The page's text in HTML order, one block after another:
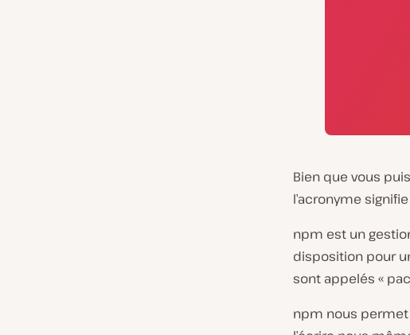
Bien que vous
l’acronyme
npm est un
disposition pour
sont appelés «
npm nous permet